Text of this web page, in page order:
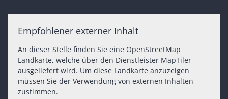
Empfohlener externer Inhalt
An dieser Stelle finden Sie eine OpenStreetMap
Landkarte, welche über den Dienstleister MapTiler
ausgeliefert wird. Um diese Landkarte anzuzeigen
müssen Sie der Verwendung von externen Inhalten
zustimmen.